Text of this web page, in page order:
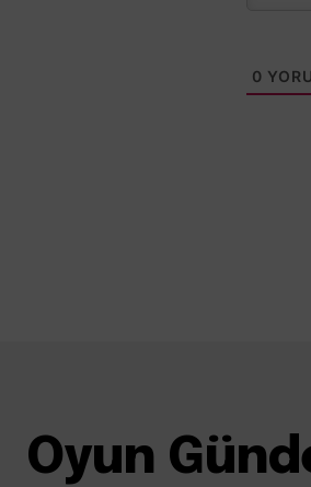
0
Oyun